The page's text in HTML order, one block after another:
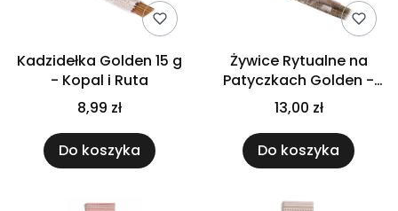
Kadzidełka Golden 15 g
- Kopal i Ruta
8,99 zł
Do koszyka
Żywice Rytualne na
Patyczkach Golden -
Biała Szałwia
13,00 zł
Do koszyka